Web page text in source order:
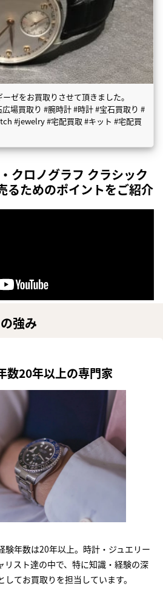
ゼをお買取りさせて頂きました。
場買取り #腕時計 #時計 #宝石買取り #
#jewelry #宅配買取 #キット #宅配買
クロノグラフ クラシック
るためのポイントをご紹介
強み
数20年以上の専門家
験年数は20年以上。時計・ジュエリー
リスト達の中で、特に知識・経験の深
てお買取りを担当しています。